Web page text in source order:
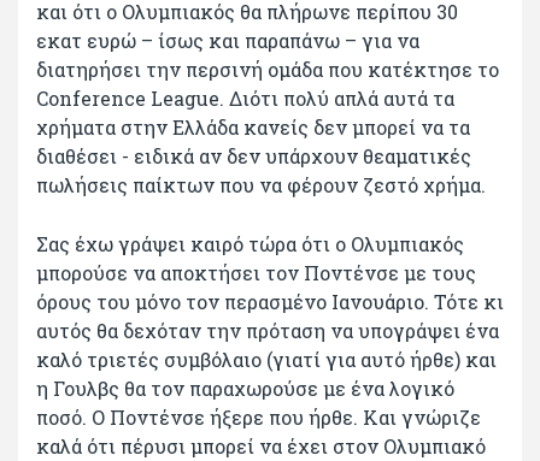
και ότι ο Ολυμπιακός θα πλήρωνε περίπου 30
εκατ ευρώ – ίσως και παραπάνω – για να
διατηρήσει την περσινή ομάδα που κατέκτησε το
Conference League. Διότι πολύ απλά αυτά τα
χρήματα στην Ελλάδα κανείς δεν μπορεί να τα
διαθέσει - ειδικά αν δεν υπάρχουν θεαματικές
πωλήσεις παίκτων που να φέρουν ζεστό χρήμα.
Σας έχω γράψει καιρό τώρα ότι ο Ολυμπιακός
μπορούσε να αποκτήσει τον Ποντένσε με τους
όρους του μόνο τον περασμένο Ιανουάριο. Τότε κι
αυτός θα δεχόταν την πρόταση να υπογράψει ένα
καλό τριετές συμβόλαιο (γιατί για αυτό ήρθε) και
η Γουλβς θα τον παραχωρούσε με ένα λογικό
ποσό. Ο Ποντένσε ήξερε που ήρθε. Και γνώριζε
καλά ότι πέρυσι μπορεί να έχει στον Ολυμπιακό